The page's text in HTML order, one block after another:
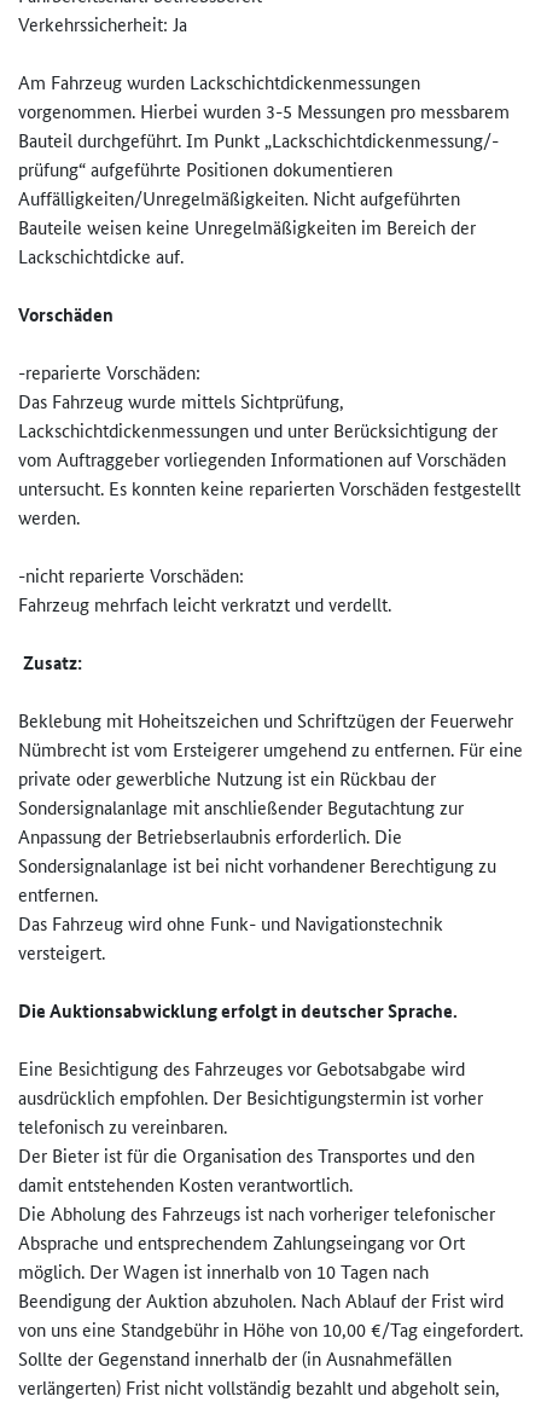
Verkehrssicherheit: Ja
Am Fahrzeug wurden Lackschichtdickenmessungen
vorgenommen. Hierbei wurden 3-5 Messungen pro messbarem
Bauteil durchgeführt. Im Punkt „Lackschichtdickenmessung/-
prü­fung“ aufgeführte Positionen dokumentieren
Auffälligkeiten/Unregelmäßigke­iten. Nicht aufgeführten
Bauteile weisen keine Unregelmäßigkeiten im Bereich der
Lackschichtdicke auf.
Vorschäden
-reparierte Vorschäden:
Das Fahrzeug wurde mittels Sichtprüfung,
Lackschichtdickenmessungen und unter Berücksichtigung der
vom Auftraggeber vorliegenden Informationen auf Vorschäden
untersucht. Es konnten keine reparierten Vorschäden festgestellt
werden.
-nicht reparierte Vorschäden:
Fahrzeug mehrfach leicht verkratzt und verdellt.
Zusatz:
Beklebung mit Hoheitszeichen und Schriftzügen der Feuerwehr
Nümbrecht ist vom Ersteigerer umgehend zu entfernen. Für eine
private oder gewerbliche Nutzung ist ein Rückbau der
Sondersignalanlage mit anschließender Begutachtung zur
Anpassung der Betriebserlaubnis erforderlich. Die
Sondersignalanlage ist bei nicht vorhandener Berechtigung zu
entfernen.
Das Fahrzeug wird ohne Funk- und Navigationstechnik
versteigert.
Die Auktionsabwicklung erfolgt in deutscher Sprache.
Eine Besichtigung des Fahrzeuges vor Gebotsabgabe wird
ausdrücklich empfohlen. Der Besichtigungstermin ist vorher
telefonisch zu vereinbaren.
Der Bieter ist für die Organisation des Transportes und den
damit entstehenden Kosten verantwortlich.
Die Abholung des Fahrzeugs ist nach vorheriger telefonischer
Absprache und entsprechendem Zahlungseingang vor Ort
möglich. Der Wagen ist innerhalb von 10 Tagen nach
Beendigung der Auktion abzuholen. Nach Ablauf der Frist wird
von uns eine Standgebühr in Höhe von 10,00 €/Tag eingefordert.
Sollte der Gegenstand innerhalb der (in Ausnahmefällen
verlängerten) Frist nicht vollständig bezahlt und abgeholt sein,